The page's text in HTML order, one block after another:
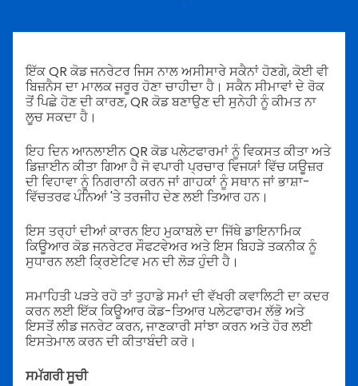
ਇੱਕ QR ਕੋਡ ਜਨਰੇਟਰ ਜਿਸ ਨਾਲ ਅਸੀਸਾਰੇ ਸਕੈਨਾਂ ਹੋਣਗੇ, ਕੋਈ ਵੀ
ਬਿਜ਼ਨੈਸ ਦਾ ਮਾਲਕ ਜਰੂਰ ਹੋਣਾ ਚਾਹੀਦਾ ਹੈ। ਸਕੈਨ ਸੀਮਾਵਾਂ ਦੇ ਰੋਕ
ਤੋਂ ਪਿਛੇ ਹੋਣ ਦੀ ਕਾਰਣ, QR ਕੋਡ ਬਣਾਉਣ ਦੀ ਸੁਨੇਹੀ ਨੂੰ ਕੀਮਤ ਨਾ
ਲੂਚ ਸਕਦਾ ਹੈ।
ਇਹ ਦਿਨ ਆਨਲਾਈਨ QR ਕੋਡ ਪਲੇਟਫਾਰਮਾਂ ਨੂੰ ਵਿਕਸਤ ਕੀਤਾ ਅਤੇ
ਡਿਜ਼ਾਈਨ ਕੀਤਾ ਗਿਆ ਹੈ ਜੋ ਵਪਾਰੀ ਪ੍ਰਚਾਰ ਵਿਜਯਾਂ ਵਿੱਚ ਯਊਜ਼ਰ
ਦੀ ਵਿਹਾਵਾ ਨੂੰ ਨਿਗਰਾਨੀ ਕਰਨ ਜਾਂ ਗਾਹਕਾਂ ਨੂੰ ਸਥਾਨ ਜਾਂ ਭਾਸ਼ਾ-
ਵਿੱਚਤਰਫ ਪੰਨਿਆਂ 'ਤੇ ਤਰਜੀਹ ਦੇਣ ਲਈ ਤਿਆਰ ਹਨ।
ਇਸ ਤਰ੍ਹਾਂ ਦੀਆਂ ਕਾਰਨ ਇਹ ਮੁਕਾਬਲੇ ਦਾ ਜਿੱਥੇ ਡਾਇਨਾਮਿਕ
ਕਿਊਆਰ ਕੋਡ ਜਨਰੇਟਰ ਸੌਫਟਵੇਅਰ ਅਤੇ ਇਸ ਬਿਹੜੇ ਤਕਨੀਕ ਨੂੰ
ਸੁਧਾਰਨ ਲਈ ਕ੍ਰਿਏਟਿਵ ਮਨ ਦੀ ਲੋੜ ਹੁੰਦੀ ਹੈ।
ਸਮਾਹਿਤੀ ਪੜਤੇ ਰਹੋ ਤਾਂ ਤੁਹਾਡੇ ਸਮਾਂ ਦੀ ਵੱਖਰੀ ਕਵਾਲਿਟੀ ਦਾ ਕਦਰ
ਕਰਨ ਲਈ ਇੱਕ ਕਿਊਆਰ ਕੋਡ-ਤਿਆਰ ਪਲੇਟਫਾਰਮ ਲੱਭੋ ਅਤੇ
ਇਸਤੋਂ ਲੀਡ ਜਨਰੇਟ ਕਰਨ, ਜਾਣਕਾਰੀ ਸਾਂਝਾ ਕਰਨ ਅਤੇ ਹੋਰ ਲਈ
ਇਸਤੇਮਾਲ ਕਰਨ ਦੀ ਕੀਤਾਬੰਦੀ ਕਰੋ।
ਸਮੱਗਰੀ ਸੂਚੀ